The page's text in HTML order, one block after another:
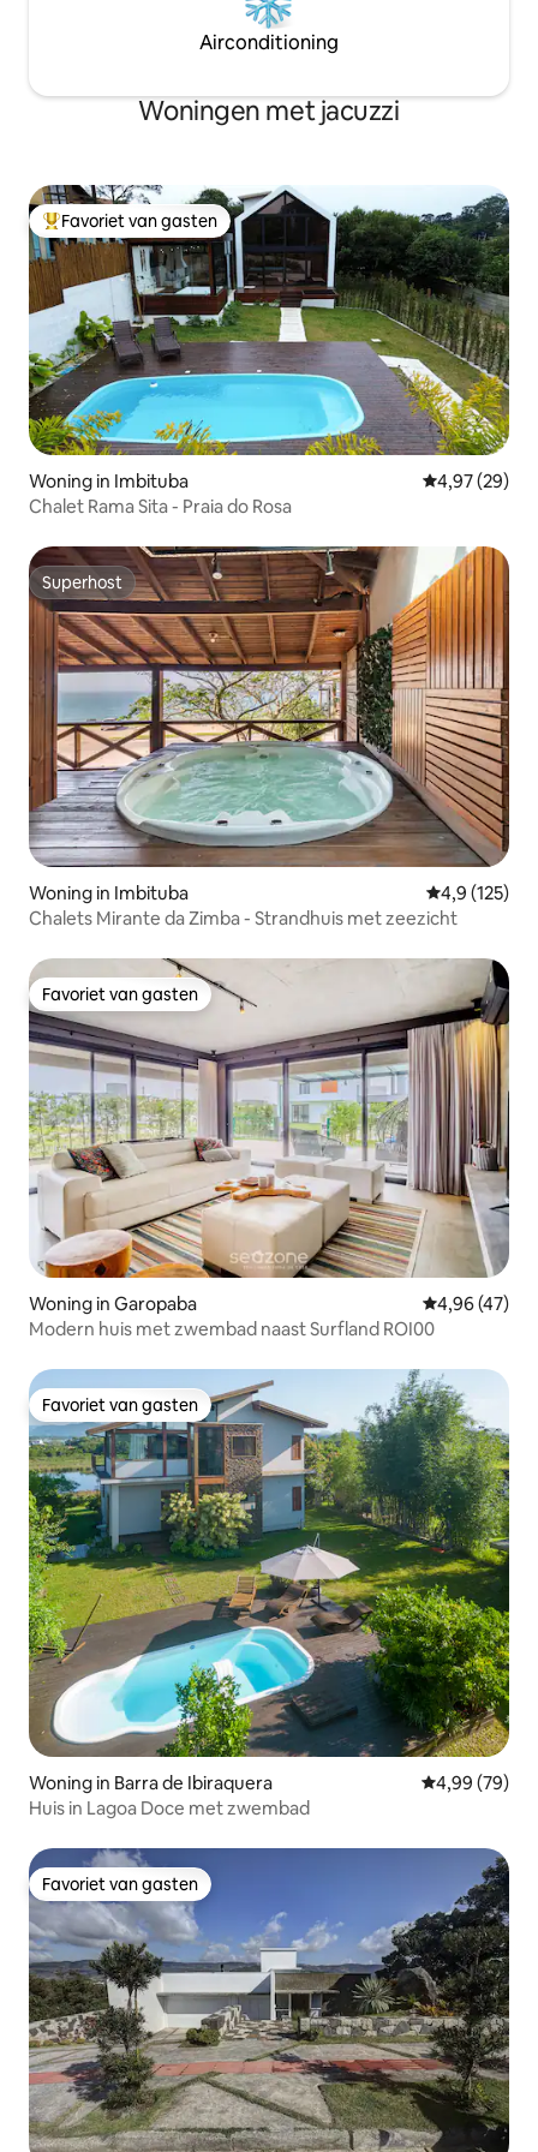
Airconditioning
Woningen met jacuzzi
Topfavoriet van gasten
Favoriet van gasten
Woning in Imbituba Gemiddelde
4,97 (29)
Chalet Rama Sita - Praia do Rosa
Superhost
Superhost
Woning in Imbituba Gemiddelde
4,9 (125)
Chalets Mirante da Zimba - Strandhuis met zeezicht
Favoriet van gasten
Favoriet van gasten
Woning in Garopaba Gemiddelde
4,96 (47)
Modern huis met zwembad naast Surfland ROI00
Favoriet van gasten
Favoriet van gasten
Woning in Barra de Ibiraquera Gemiddelde
4,99 (79)
Huis in Lagoa Doce met zwembad
Favoriet van gasten
Favoriet van gasten